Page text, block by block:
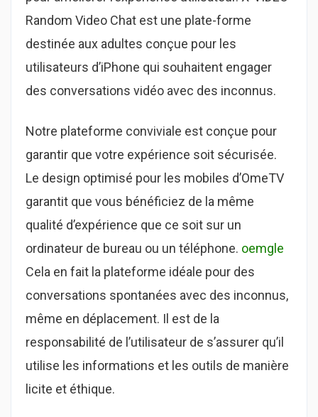
Random Video Chat est une plate-forme
destinée aux adultes conçue pour les
utilisateurs d’iPhone qui souhaitent engager
des conversations vidéo avec des inconnus.
Notre plateforme conviviale est conçue pour
garantir que votre expérience soit sécurisée.
Le design optimisé pour les mobiles d’OmeTV
garantit que vous bénéficiez de la même
qualité d’expérience que ce soit sur un
ordinateur de bureau ou un téléphone. oemgle
Cela en fait la plateforme idéale pour des
conversations spontanées avec des inconnus,
même en déplacement. Il est de la
responsabilité de l’utilisateur de s’assurer qu’il
utilise les informations et les outils de manière
licite et éthique.